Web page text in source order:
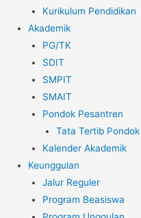
Kurikulum Pendidikan
Akademik
PG/TK
SDIT
SMPIT
SMAIT
Pondok Pesantren
Tata Tertib Pondok
Kalender Akademik
Keunggulan
Jalur Reguler
Program Beasiswa